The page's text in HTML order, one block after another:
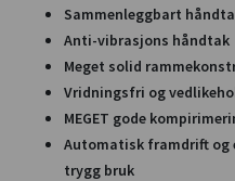
Sammenleggbart
Anti-vibrasjons håndtak
Meget solid
Vridningsfri og
MEGET gode
Automatisk framdrift og
trygg bruk